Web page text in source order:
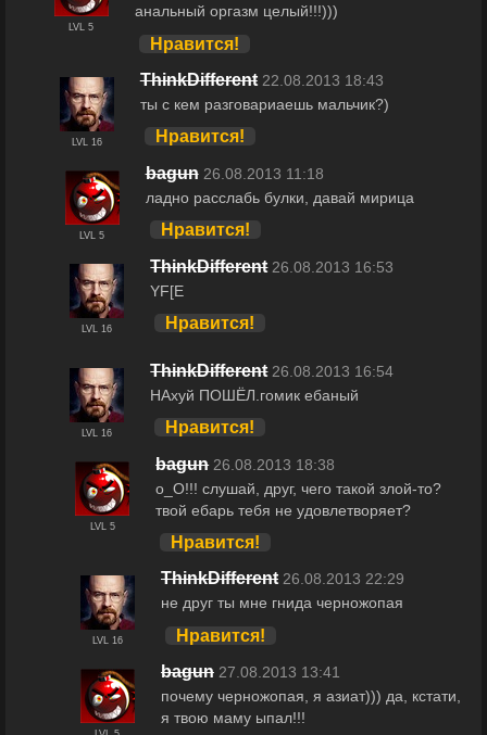
LVL 5
анальный оргазм целый!!!)))
Нравится!
LVL 16
ThinkDifferent 22.08.2013 18:43
ты с кем разговариаешь мальчик?)
Нравится!
LVL 5
bagun 26.08.2013 11:18
ладно расслабь булки, давай мирица
Нравится!
LVL 16
ThinkDifferent 26.08.2013 16:53
YF[E
Нравится!
LVL 16
ThinkDifferent 26.08.2013 16:54
НАхуй ПОШЁЛ.гомик ебаный
Нравится!
LVL 5
bagun 26.08.2013 18:38
о_О!!! слушай, друг, чего такой злой-то?
твой ебарь тебя не удовлетворяет?
Нравится!
LVL 16
ThinkDifferent 26.08.2013 22:29
не друг ты мне гнида черножопая
Нравится!
bagun 27.08.2013 13:41
почему черножопая, я азиат))) да, кстати,
я твою маму ыпал!!!